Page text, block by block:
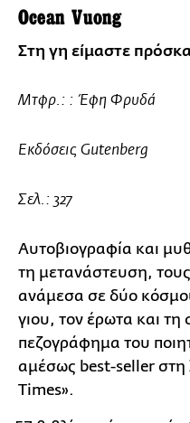
Ocean Vuong
Στη γη είμαστε
Μτφρ.: : Έφη Φρυδά
Εκδόσεις Gutenberg
Σελ.: 327
Αυτοβιογραφία και
τη μετανάστευση,
ανάμεσα σε δύο
γιου, τον έρωτα και
πεζογράφημα του
αμέσως best-seller στη
Times».